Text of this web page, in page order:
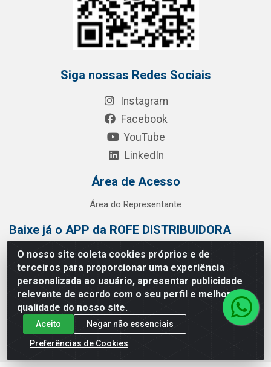
O nosso site coleta cookies próprios e de
terceiros para proporcionar uma experiência
personalizada ao usuário, apresentar publicidade
relevante de acordo com o seu perfil e melhorar a
qualidade do nosso site.
Aceito
Negar não essenciais
Preferências de Cookies
Siga nossas Redes Sociais
Instagram
Facebook
YouTube
LinkedIn
Área de Acesso
Área do Representante
Baixe já o APP da ROFE DISTRIBUIDORA